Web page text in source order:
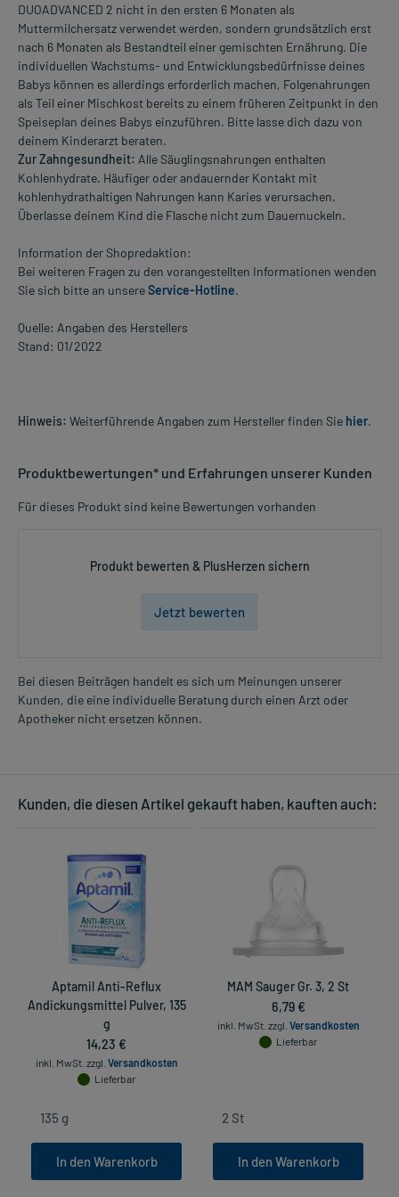
DUOADVANCED 2 nicht in den ersten 6 Monaten als
Muttermilchersatz verwendet werden, sondern grundsätzlich erst
nach 6 Monaten als Bestandteil einer gemischten Ernährung. Die
individuellen Wachstums- und Entwicklungsbedürfnisse deines
Babys können es allerdings erforderlich machen, Folgenahrungen
als Teil einer Mischkost bereits zu einem früheren Zeitpunkt in den
Speiseplan deines Babys einzuführen. Bitte lasse dich dazu von
deinem Kinderarzt beraten.
Zur Zahngesundheit: Alle Säuglingsnahrungen enthalten
Kohlenhydrate. Häufiger oder andauernder Kontakt mit
kohlenhydrathaltigen Nahrungen kann Karies verursachen.
Überlasse deinem Kind die Flasche nicht zum Dauernuckeln.
Information der Shopredaktion:
Bei weiteren Fragen zu den vorangestellten Informationen wenden
Sie sich bitte an unsereService-Hotline.
Quelle: Angaben des Herstellers
Stand: 01/2022
Hinweis: Weiterführende Angaben zum Hersteller finden Sie hier.
Produktbewertungen* und Erfahrungen unserer Kunden
Für dieses Produkt sind keine Bewertungen vorhanden
Produkt bewerten & PlusHerzen sichern
Jetzt bewerten
Bei diesen Beiträgen handelt es sich um Meinungen unserer
Kunden, die eine individuelle Beratung durch einen Arzt oder
Apotheker nicht ersetzen können.
Kunden, die diesen Artikel gekauft haben, kauften auch:
Aptamil Anti-Reflux
Andickungsmittel Pulver, 135
g
14,23 €
inkl. MwSt. zzgl. Versandkosten
Lieferbar
In den Warenkorb
MAM Sauger Gr. 3, 2 St
6,79 €
inkl. MwSt. zzgl. Versandkosten
Lieferbar
In den Warenkorb